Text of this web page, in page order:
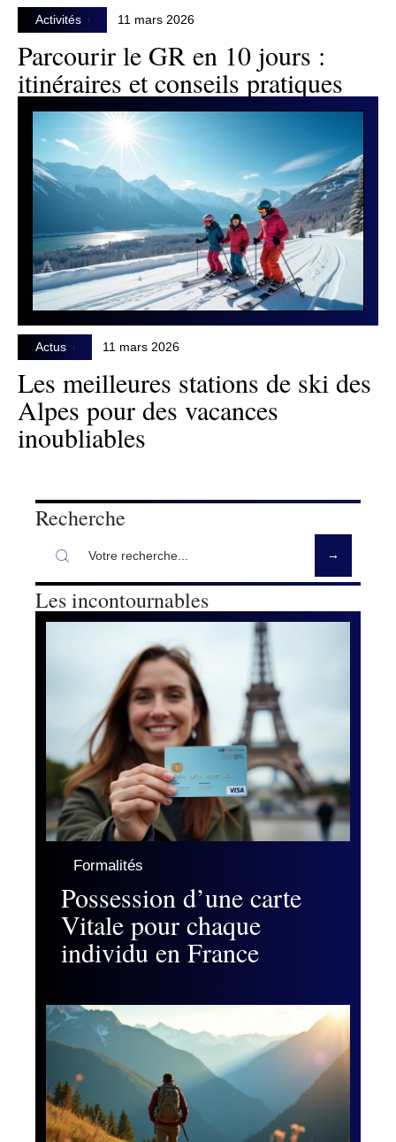
Activités 11 mars 2026
Parcourir le GR en 10 jours :
itinéraires et conseils pratiques
Actus 11 mars 2026
Les meilleures stations de ski des
Alpes pour des vacances
inoubliables
Recherche
Les incontournables
Formalités
Possession d’une carte
Vitale pour chaque
individu en France